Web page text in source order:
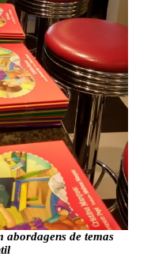
abordagens de temas